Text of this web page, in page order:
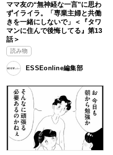
ママ友の“無神経な一言”に思わ
ずイライラ。「専業主婦と共働
きを一緒にしないで」＜『タワ
マンに住んで後悔してる』第13
話＞
読み物
ESSEonline編集部